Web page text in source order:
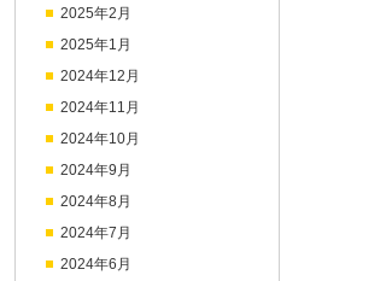
2025年2月
2025年1月
2024年12月
2024年11月
2024年10月
2024年9月
2024年8月
2024年7月
2024年6月